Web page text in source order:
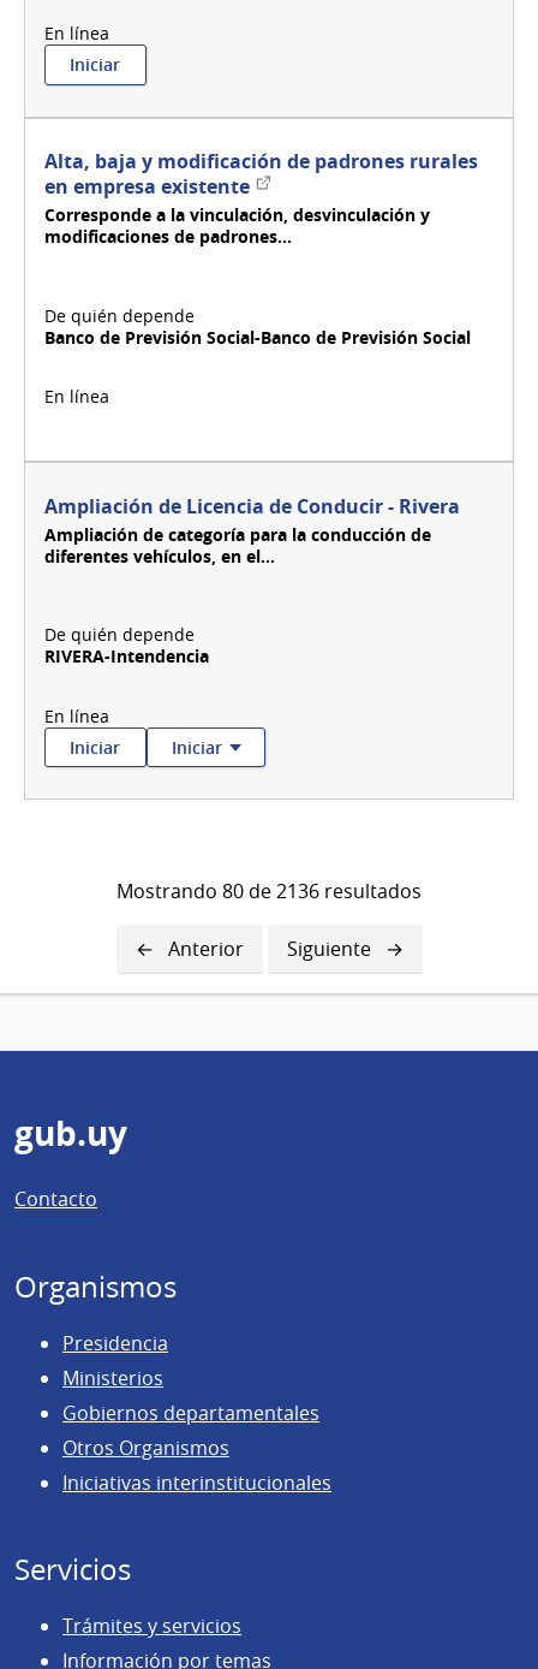
Iniciar:
Alta,
modificación
de
cadenas
de
distribución
Alta, baja y modificación de padrones rurales
en empresa existenteEnlace
externo
Corresponde a la vinculación, desvinculación y
modificaciones de padrones...
Banco de Previsión Social-Banco de Previsión Social
Ampliación de Licencia de Conducir - Rivera
Ampliación de categoría para la conducción de
diferentes vehículos, en el...
RIVERA-Intendencia
Iniciar:
Ampliación
Rivera
Iniciar:
Ampliación
Rivera
Mostrando 80 de 2136 resultados
Página
anterior
Anterior
Siguiente
página
Siguiente
Pie
de
página
gub.uy
Contacto
Organismos
Presidencia
Ministerios
Gobiernos departamentales
Otros Organismos
Iniciativas interinstitucionales
Servicios
Trámites y servicios
Información por temas